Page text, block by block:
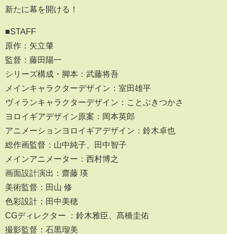
新たに幕を開ける！
■STAFF
原作：矢立肇
監督：藤田陽一
シリーズ構成・脚本：武藤将吾
メインキャラクターデザイン：室田雄平
ヴィランキャラクターデザイン：ことぶきつかさ
ヨロイギアデザイン原案：岡本英郎
アニメーションヨロイギアデザイン：鈴木卓也
総作画監督：山中純子、田中智子
メインアニメーター：西村博之
画面設計演出：齋藤 瑛
美術監督：田山 修
色彩設計：田中美穂
CGディレクター ：鈴木雅臣、髙橋圭佑
撮影監督：石黒瑠美